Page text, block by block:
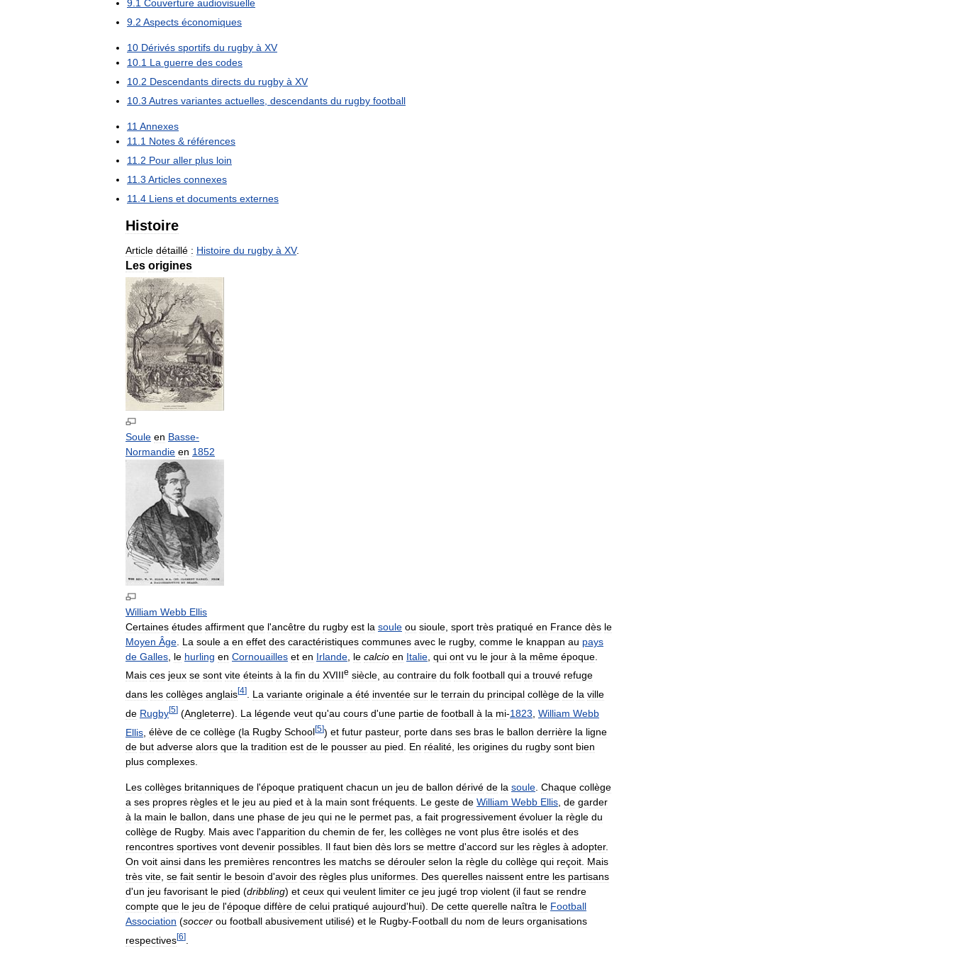
9 1 Couverture audiovisuelle
9 2 Aspects économiques
10 Dérivés sportifs du rugby à XV
10 1 La guerre des codes
10 2 Descendants directs du rugby à XV
10 3 Autres variantes actuelles descendants du rugby football
11 Annexes
11 1 Notes & références
11 2 Pour aller plus loin
11 3 Articles connexes
11 4 Liens et documents externes
Histoire
Article détaillé : Histoire du rugby à XV.
Les origines
Soule en Basse-
Normandie en 1852
William Webb Ellis
Certaines études affirment que l'ancêtre du rugby est la soule ou sioule sport très pratiqué en France dès le
Moyen Âge La soule a en effet des caractéristiques communes avec le rugby, comme le knappan au pays
de Galles le hurling en Cornouailles et en Irlande le calcio en Italie qui ont vu le jour à la même époque
Mais ces jeux se sont vite éteints à la fin du XVIIIe siècle au contraire du folk football qui a trouvé refuge
dans les collèges anglais[4] La variante originale a été inventée sur le terrain du principal collège de la ville
de Rugby[5] (Angleterre). La légende veut qu'au cours d'une partie de football à la mi-1823 William Webb
Ellis élève de ce collège (la Rugby School[5]) et futur pasteur, porte dans ses bras le ballon derrière la ligne
de but adverse alors que la tradition est de le pousser au pied. En réalité, les origines du rugby sont bien
plus complexes.
Les collèges britanniques de l'époque pratiquent chacun un jeu de ballon dérivé de la soule. Chaque collège
a ses propres règles et le jeu au pied et à la main sont fréquents. Le geste de William Webb Ellis, de garder
à la main le ballon, dans une phase de jeu qui ne le permet pas, a fait progressivement évoluer la règle du
collège de Rugby. Mais avec l'apparition du chemin de fer, les collèges ne vont plus être isolés et des
rencontres sportives vont devenir possibles. Il faut bien dès lors se mettre d'accord sur les règles à adopter.
On voit ainsi dans les premières rencontres les matchs se dérouler selon la règle du collège qui reçoit. Mais
très vite, se fait sentir le besoin d'avoir des règles plus uniformes. Des querelles naissent entre les partisans
d'un jeu favorisant le pied (dribbling) et ceux qui veulent limiter ce jeu jugé trop violent (il faut se rendre
compte que le jeu de l'époque diffère de celui pratiqué aujourd'hui). De cette querelle naîtra le Football
Association (soccer ou football abusivement utilisé) et le Rugby-Football du nom de leurs organisations
respectives[6]